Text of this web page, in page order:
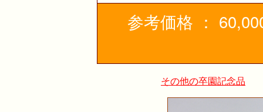
参考価格 ：
その他の卒園記念品